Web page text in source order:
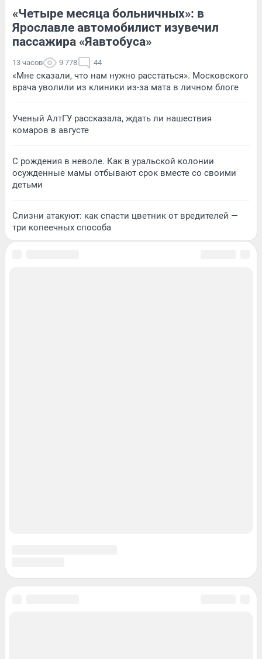
«Четыре месяца больничных»: в
Ярославле автомобилист изувечил
пассажира «Яавтобуса»
13 часов 9 778 44
«Мне сказали, что нам нужно расстаться». Московского
врача уволили из клиники из-за мата в личном блоге
Ученый АлтГУ рассказала, ждать ли нашествия
комаров в августе
С рождения в неволе. Как в уральской колонии
осужденные мамы отбывают срок вместе со своими
детьми
Слизни атакуют: как спасти цветник от вредителей —
три копеечных способа